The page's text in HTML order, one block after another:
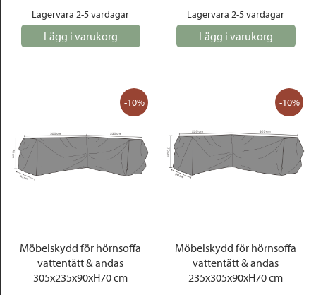
Lagervara 2-5 vardagar
Lägg i varukorg
Lagervara 2-5 vardagar
Lägg i varukorg
-10%
Möbelskydd för hörnsoffa
vattentätt & andas
305x235x90xH70 cm
-10%
Möbelskydd för hörnsoffa
vattentätt & andas
235x305x90xH70 cm